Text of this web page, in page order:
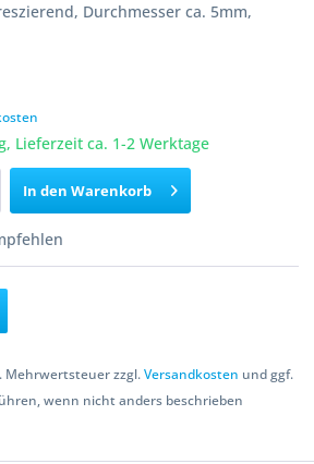
Durchmesser ca. 5mm,
Lieferzeit ca. 1-2 Werktage
In den Warenkorb
Mehrwertsteuer zzgl.Versandkosten und ggf.
wenn nicht anders beschrieben